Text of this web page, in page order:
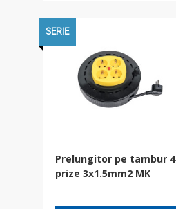
SERIE
Prelungitor pe tambur 4
prize 3x1.5mm2 MK